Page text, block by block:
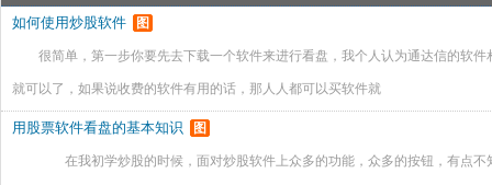
如何使用炒股软件 图
很简单，第一步你要先去下载一个软件来进行看盘，我个人认为通达信的软
就可以了，如果说收费的软件有用的话，那人人都可以买软件就
用股票软件看盘的基本知识 图
在我初学炒股的时候，面对炒股软件上众多的功能，众多的按钮，有点不